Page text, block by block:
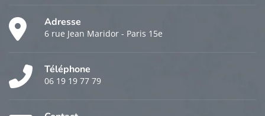
Adresse
6 rue Jean Maridor - Paris 15e
Téléphone
06 19 19 77 79